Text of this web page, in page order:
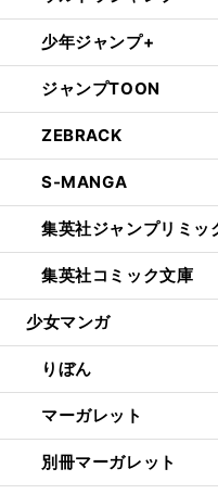
少年ジャンプ+
ジャンプTOON
ZEBRACK
S-MANGA
集英社ジャンプリミッ
集英社コミック文庫
少女マンガ
りぼん
マーガレット
別冊マーガレット